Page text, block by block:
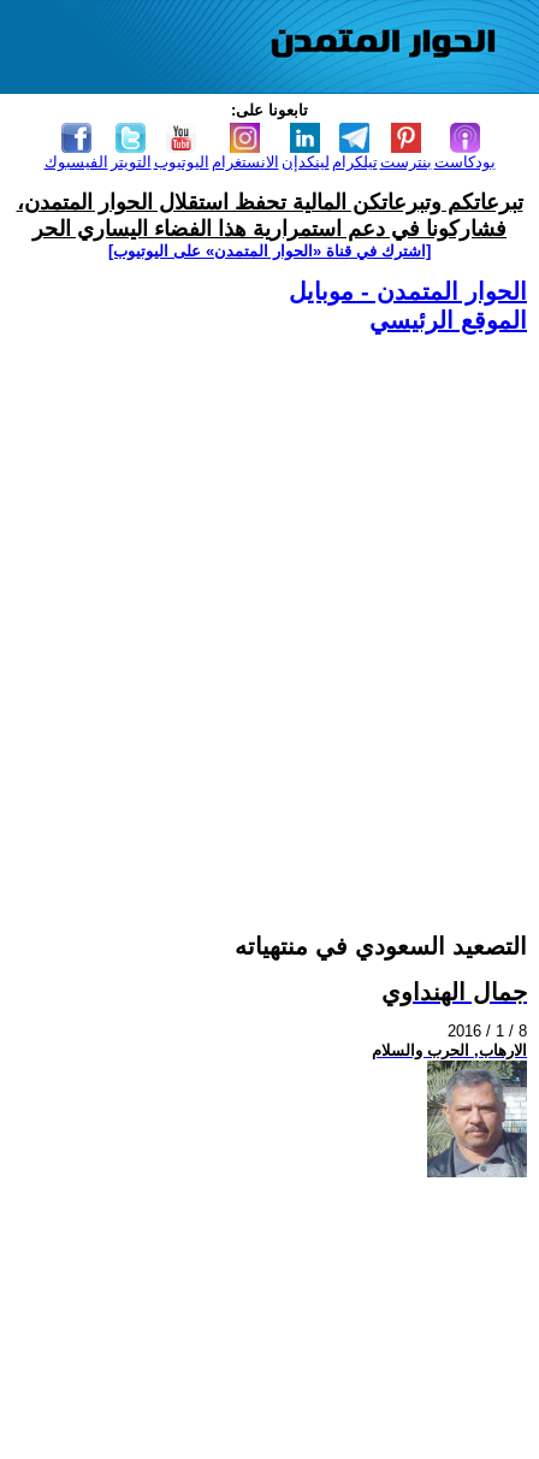
تابعونا على:
الفيسبوك التويتر اليوتيوب الانستغرام لينكدإن تيلكرامبنترست بودكاست
تبرعاتكم وتبرعاتكن المالية تحفظ استقلال الحوار المتمدن،
فشاركونا في دعم استمرارية هذا الفضاء اليساري الحر
[اشترك في قناة ‫«الحوار المتمدن» على اليوتيوب]
الحوار المتمدن - موبايل
الموقع الرئيسي
التصعيد السعودي في منتهياته
جمال الهنداوي
2016 / 1 / 8
الارهاب, الحرب والسلام